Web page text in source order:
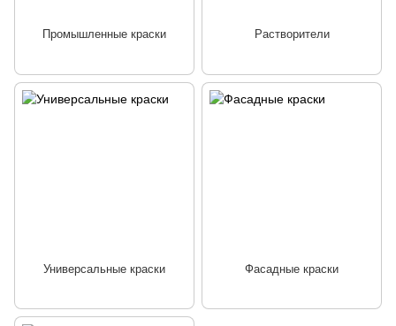
Промышленные краски Растворители
Универсальные краски Фасадные краски